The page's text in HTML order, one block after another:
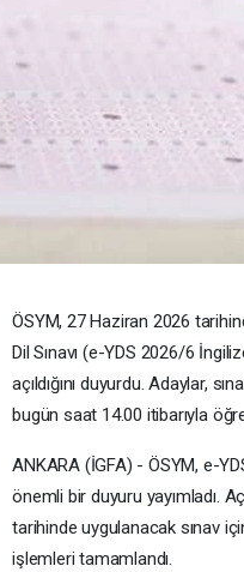
ÖSYM, 27 Haziran 2026
Dil Sınavı (e-YDS 2026/6
açıldığını duyurdu. Adaylar,
bugün saat 14.00 itibarıyla
ANKARA (İGFA) - ÖSYM, e-
önemli bir duyuru yayımladı.
tarihinde uygulanacak sınav
işlemleri tamamlandı.